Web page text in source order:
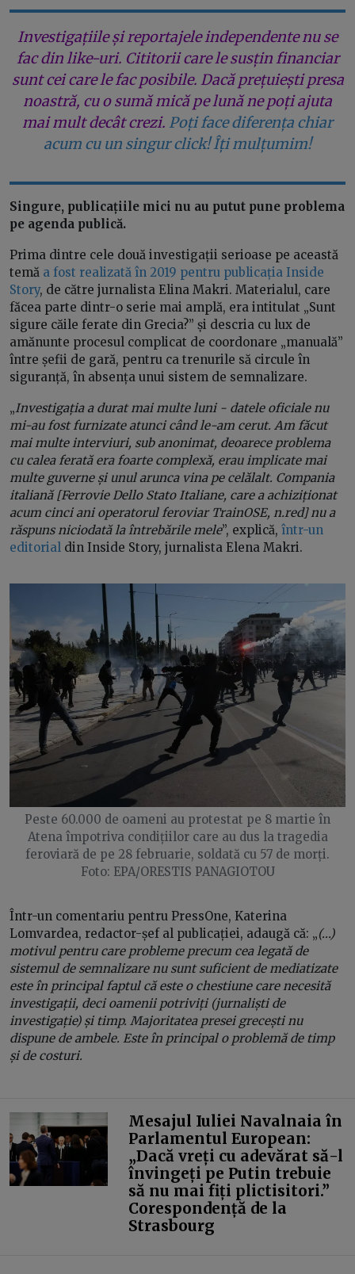
Investigațiile și reportajele independente nu se
fac din like-uri. Cititorii care le susțin financiar
sunt cei care le fac posibile. Dacă prețuiești presa
noastră, cu o sumă mică pe lună ne poți ajuta
mai mult decât crezi. Poți face diferența chiar
acum cu un singur click! Îți mulțumim!
Singure, publicațiile mici nu au putut pune problema
pe agenda publică.
Prima dintre cele două investigații serioase pe această
temă a fost realizată în 2019 pentru publicația Inside
Story, de către jurnalista Elina Makri. Materialul, care
făcea parte dintr-o serie mai amplă, era intitulat „Sunt
sigure căile ferate din Grecia?” și descria cu lux de
amănunte procesul complicat de coordonare „manuală”
între șefii de gară, pentru ca trenurile să circule în
siguranță, în absența unui sistem de semnalizare.
„Investigația a durat mai multe luni - datele oficiale nu
mi-au fost furnizate atunci când le-am cerut. Am făcut
mai multe interviuri, sub anonimat, deoarece problema
cu calea ferată era foarte complexă, erau implicate mai
multe guverne și unul arunca vina pe celălalt. Compania
italiană [Ferrovie Dello Stato Italiane, care a achiziționat
acum cinci ani operatorul feroviar TrainOSE, n.red] nu a
răspuns niciodată la întrebările mele”, explică, într-un
editorial din Inside Story, jurnalista Elena Makri.
Peste 60.000 de oameni au protestat pe 8 martie în
Atena împotriva condițiilor care au dus la tragedia
feroviară de pe 28 februarie, soldată cu 57 de morți.
Foto: EPA/ORESTIS PANAGIOTOU
Într-un comentariu pentru PressOne, Katerina
Lomvardea, redactor-șef al publicației, adaugă că: „(...)
motivul pentru care probleme precum cea legată de
sistemul de semnalizare nu sunt suficient de mediatizate
este în principal faptul că este o chestiune care necesită
investigații, deci oamenii potriviți (jurnaliști de
investigație) și timp. Majoritatea presei grecești nu
dispune de ambele. Este în principal o problemă de timp
și de costuri.
Mesajul Iuliei Navalnaia în
Parlamentul European:
„Dacă vreți cu adevărat să-l
învingeți pe Putin trebuie
să nu mai fiți plictisitori.”
Corespondență de la
Strasbourg